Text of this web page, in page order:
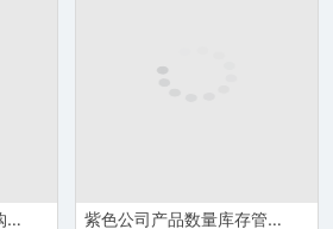
公司库存管理销售统计购销存管理系统报表Excel模板 紫色公司产品数量库存管理统计管理表Excel模板